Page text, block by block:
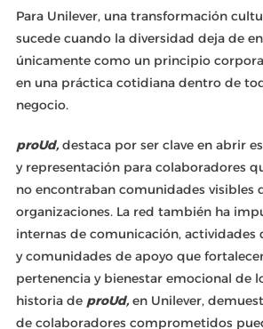
Para Unilever, una transformación
sucede cuando la diversidad deja de
únicamente como un principio
en una práctica cotidiana dentro de
negocio.
proUd,destaca por ser clave en abrir
y representación para colaboradores
no encontraban comunidades visibles
organizaciones. La red también ha
internas de comunicación, actividades
y comunidades de apoyo que
pertenencia y bienestar emocional de
historia de proUd,en Unilever,
de colaboradores comprometidos